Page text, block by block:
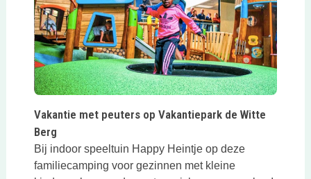
Vakantie met peuters op Vakantiepark de Witte
Berg
Bij indoor speeltuin Happy Heintje op deze
familiecamping voor gezinnen met kleine